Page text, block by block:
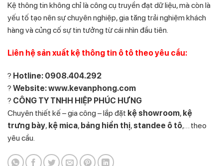
Kệ thông tin không chỉ là công cụ truyền đạt dữ liệu, mà còn là
yếu tố tạo nên sự chuyên nghiệp, gia tăng trải nghiệm khách
hàng và củng cố sự tin tưởng từ cái nhìn đầu tiên.
Liên hệ sản xuất kệ thông tin ô tô theo yêu cầu:
? Hotline: 0908.404.292
? Website:www.kevanphong.com
? CÔNG TY TNHH HIỆP PHÚC HƯNG
Chuyên thiết kế – gia công – lắp đặt kệ showroom, kệ
trưng bày, kệ mica, bảng hiển thị, standee ô tô,… theo
yêu cầu.